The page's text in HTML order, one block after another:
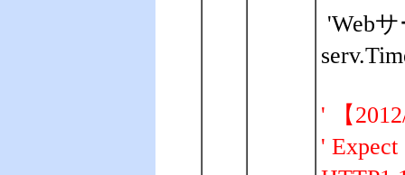
'Web
' 【
'